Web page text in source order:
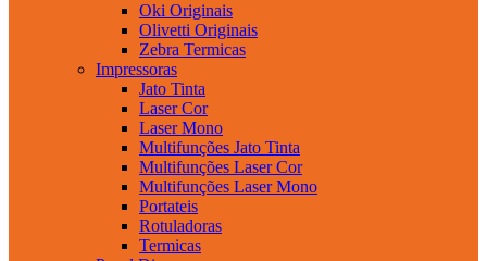
Oki Originais
Olivetti Originais
Zebra Termicas
Impressoras
Jato Tinta
Laser Cor
Laser Mono
Multifunções Jato Tinta
Multifunções Laser Cor
Multifunções Laser Mono
Portateis
Rotuladoras
Termicas